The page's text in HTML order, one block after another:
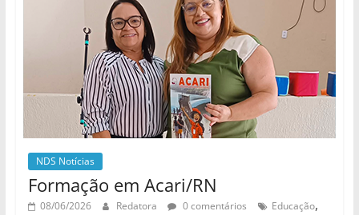
NDS Notícias
Formação em Acari/RN
08/06/2026 Redatora 0 comentários Educação,